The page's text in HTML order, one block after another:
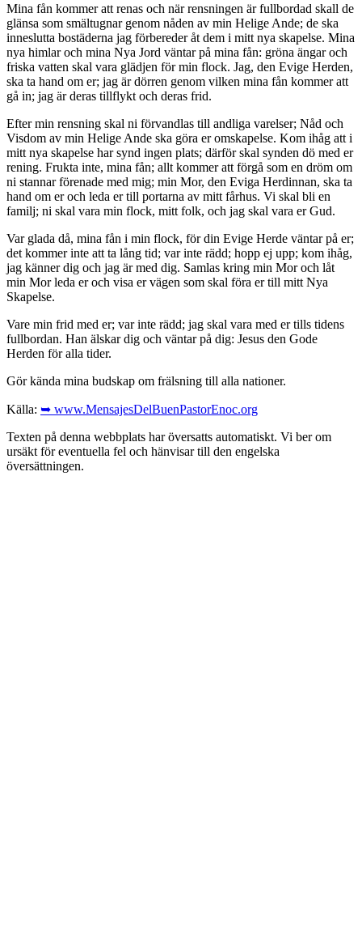
Mina fån kommer att renas och när rensningen är fullbordad skall de
glänsa som smältugnar genom nåden av min Helige Ande; de ska
inneslutta bostäderna jag förbereder åt dem i mitt nya skapelse. Mina
nya himlar och mina Nya Jord väntar på mina fån: gröna ängar och
friska vatten skal vara glädjen för min flock. Jag, den Evige Herden,
ska ta hand om er; jag är dörren genom vilken mina fån kommer att
gå in; jag är deras tillflykt och deras frid.
Efter min rensning skal ni förvandlas till andliga varelser; Nåd och
Visdom av min Helige Ande ska göra er omskapelse. Kom ihåg att i
mitt nya skapelse har synd ingen plats; därför skal synden dö med er
rening. Frukta inte, mina fån; allt kommer att förgå som en dröm om
ni stannar förenade med mig; min Mor, den Eviga Herdinnan, ska ta
hand om er och leda er till portarna av mitt fårhus. Vi skal bli en
familj; ni skal vara min flock, mitt folk, och jag skal vara er Gud.
Var glada då, mina fån i min flock, för din Evige Herde väntar på er;
det kommer inte att ta lång tid; var inte rädd; hopp ej upp; kom ihåg,
jag känner dig och jag är med dig. Samlas kring min Mor och låt
min Mor leda er och visa er vägen som skal föra er till mitt Nya
Skapelse.
Vare min frid med er; var inte rädd; jag skal vara med er tills tidens
fullbordan. Han älskar dig och väntar på dig: Jesus den Gode
Herden för alla tider.
Gör kända mina budskap om frälsning till alla nationer.
Källa: ➥ www.MensajesDelBuenPastorEnoc.org
Texten på denna webbplats har översatts automatiskt. Vi ber om
ursäkt för eventuella fel och hänvisar till den engelska
översättningen.